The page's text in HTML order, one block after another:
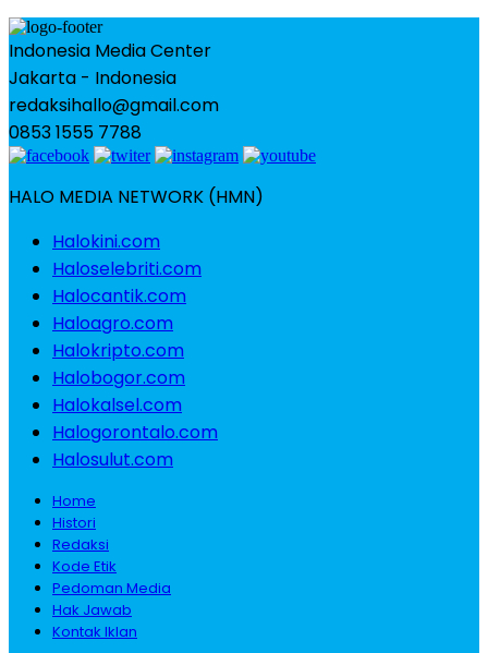
Indonesia Media Center
Jakarta - Indonesia
redaksihallo@gmail.com
0853 1555 7788
HALO MEDIA NETWORK (HMN)
Halokini.com
Haloselebriti.com
Halocantik.com
Haloagro.com
Halokripto.com
Halobogor.com
Halokalsel.com
Halogorontalo.com
Halosulut.com
Home
Histori
Redaksi
Kode Etik
Pedoman Media
Hak Jawab
Kontak Iklan